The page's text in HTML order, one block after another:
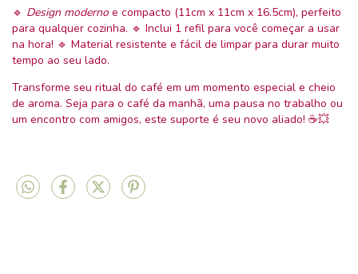
🔹 Design modernoe compacto (11cm x 11cm x 16.5cm), perfeito
para qualquer cozinha. 🔹 Inclui 1 refil para você começar a usar
na hora! 🔹 Material resistente e fácil de limpar para durar muito
tempo ao seu lado.
Transforme seu ritual do café em um momento especial e cheio
de aroma. Seja para o café da manhã, uma pausa no trabalho ou
um encontro com amigos, este suporte é seu novo aliado! ☕💥